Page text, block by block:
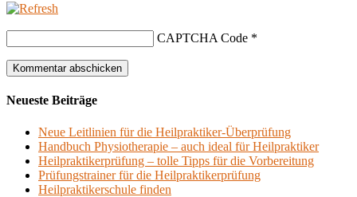
CAPTCHA Code *
Neueste Beiträge
Neue Leitlinien für die Heilpraktiker-Überprüfung
Handbuch Physiotherapie – auch ideal für Heilpraktiker
Heilpraktikerprüfung – tolle Tipps für die Vorbereitung
Prüfungstrainer für die Heilpraktikerprüfung
Heilpraktikerschule finden